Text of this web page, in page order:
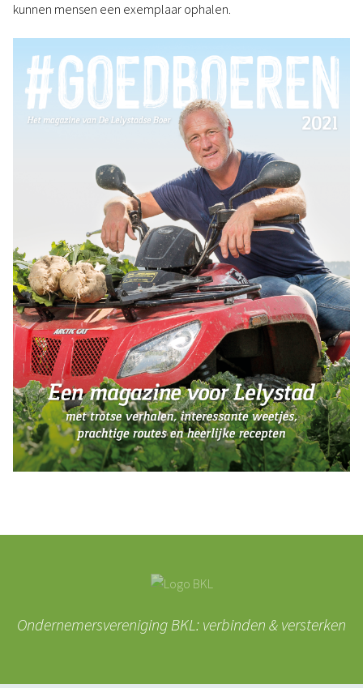
kunnen mensen een exemplaar ophalen.
Ondernemersvereniging BKL: verbinden & versterken